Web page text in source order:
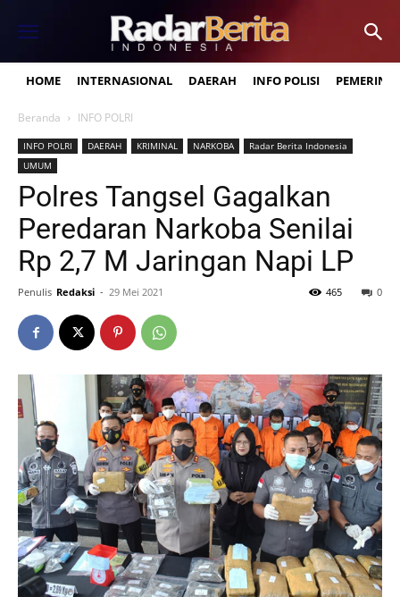
HOME INTERNASIONAL DAERAH INFO POLISI
Beranda INFO POLRI
INFO POLRI DAERAH KRIMINAL NARKOBA
Radar Berita Indonesia
UMUM
Polres Tangsel Gagalkan
Peredaran Narkoba Senilai
Rp 2,7 M Jaringan Napi LP
Penulis Redaksi - 29 Mei 2021 0
465